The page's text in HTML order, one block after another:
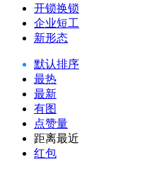
开锁换锁
企业短工
新形态
默认排序
最热
最新
有图
点赞量
距离最近
红包